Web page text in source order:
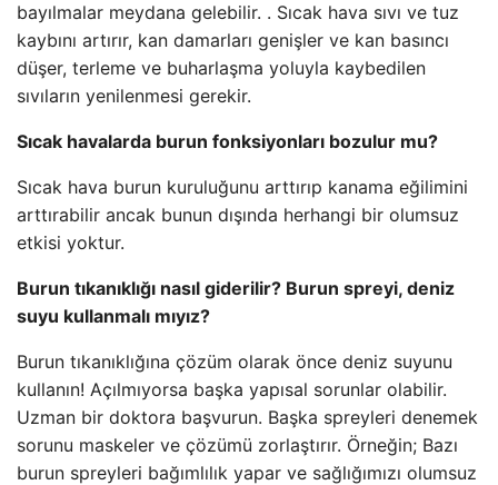
bayılmalar meydana gelebilir. . Sıcak hava sıvı ve tuz
kaybını artırır, kan damarları genişler ve kan basıncı
düşer, terleme ve buharlaşma yoluyla kaybedilen
sıvıların yenilenmesi gerekir.
Sıcak havalarda burun fonksiyonları bozulur mu?
Sıcak hava burun kuruluğunu arttırıp kanama eğilimini
arttırabilir ancak bunun dışında herhangi bir olumsuz
etkisi yoktur.
Burun tıkanıklığı nasıl giderilir? Burun spreyi, deniz
suyu kullanmalı mıyız?
Burun tıkanıklığına çözüm olarak önce deniz suyunu
kullanın! Açılmıyorsa başka yapısal sorunlar olabilir.
Uzman bir doktora başvurun. Başka spreyleri denemek
sorunu maskeler ve çözümü zorlaştırır. Örneğin; Bazı
burun spreyleri bağımlılık yapar ve sağlığımızı olumsuz